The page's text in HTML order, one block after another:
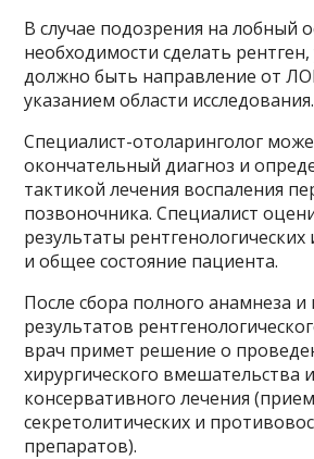
В случае подозрения на лобный
необходимости сделать
должно быть направление от
указанием области исследования.
Специалист-отоларинголог
окончательный диагноз и
тактикой лечения воспаления
позвоночника. Специалист
результаты
и общее состояние пациента.
После сбора полного анамнеза и
результатов
врач примет решение о
хирургического вмешательства
консервативного лечения
секретолитических и
препаратов).